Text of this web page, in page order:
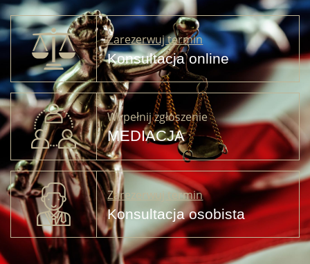
Zarezerwuj termin
Konsultacja online
Wypełnij zgłoszenie
MEDIACJA
Zarezerwuj termin
Konsultacja osobista